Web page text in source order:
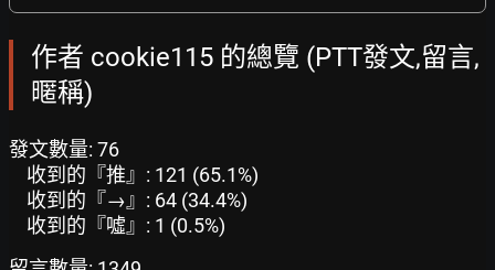
作者 cookie115 的總覽 (PTT發文,留言,
暱稱)
發文數量: 76
收到的『推』: 121 (65.1%)
收到的『→』: 64 (34.4%)
收到的『噓』: 1 (0.5%)